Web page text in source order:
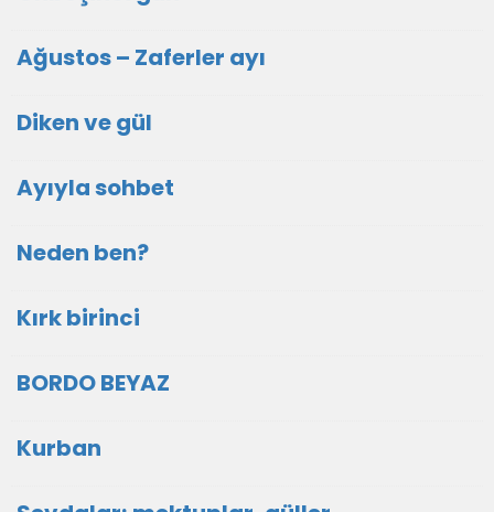
Ağustos – Zaferler ayı
Diken ve gül
Ayıyla sohbet
Neden ben?
Kırk birinci
BORDO BEYAZ
Kurban